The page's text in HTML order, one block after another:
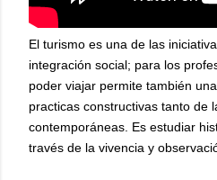
El turismo es una de las
integración social; para los
poder viajar permite también
practicas constructivas tanto de
contemporáneas. Es estudiar
través de la vivencia y